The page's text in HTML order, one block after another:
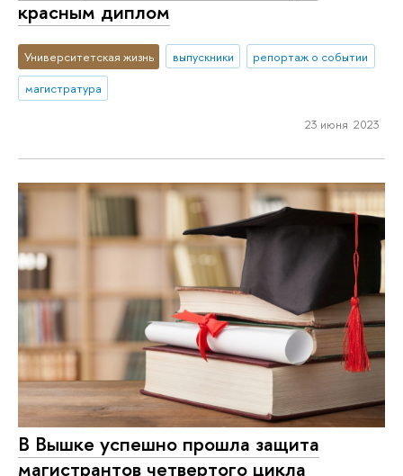
красным диплом
Университетская жизнь выпускники
репортаж о событии
магистратура
23 июня 2023
В Вышке успешно прошла защита
магистрантов четвертого цикла